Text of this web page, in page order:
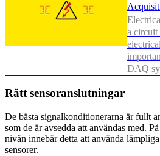
a circuit
DAQ
Rätt sensoranslutningar
De bästa signalkonditionerarna är fullt
som de är avsedda att användas med.
nivån innebär detta att använda
sensorer.